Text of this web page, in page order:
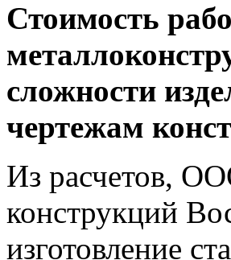
Стоимость
сложности
чертежам
Из расчетов,
конструкций
изготовление